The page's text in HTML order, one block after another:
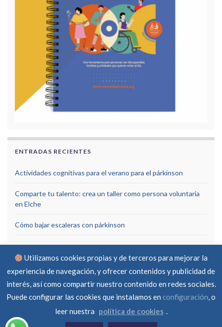
ENTRADAS RECIENTES
Actividades cognitivas para el verano para el párkinson
Comparte tu talento: crea un taller como persona voluntaria
en Elche
Cómo bajar escaleras con párkinson
Aviso Legal Política de privacidad
Política de cookies
© Asociación Parkinson Elche 2026 -
Utilizamos cookies propias y de terceros para mejorar la
experiencia de navegación, y ofrecer contenidos y publicidad de
interés, así como compartir nuestro contenido en redes sociales.
Puede configurar las cookies que instalamos en configuración, o
leer nuestra política de cookies .